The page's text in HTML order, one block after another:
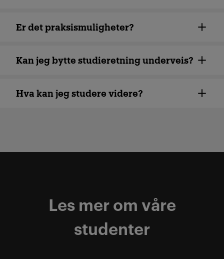
Er det praksismuligheter?
Kan jeg bytte studieretning underveis?
Hva kan jeg studere videre?
Les mer om våre
studenter